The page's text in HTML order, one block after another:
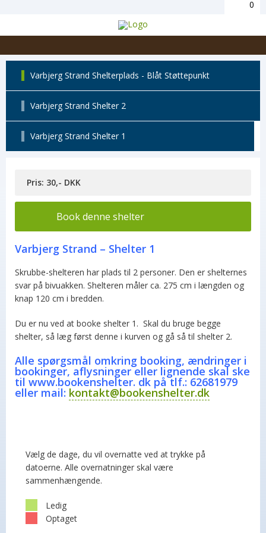
0
Varbjerg Strand Shelterplads - Blåt Støttepunkt
Varbjerg Strand Shelter 2
Varbjerg Strand Shelter 1
Pris: 30,- DKK
Book denne shelter
Varbjerg Strand – Shelter 1
Skrubbe-shelteren har plads til 2 personer. Den er shelternes
svar på bivuakken. Shelteren måler ca. 275 cm i længden og
knap 120 cm i bredden.
Du er nu ved at booke shelter 1. Skal du bruge begge
shelter, så læg først denne i kurven og gå så til shelter 2.
Alle spørgsmål omkring booking, ændringer i
bookinger, aflysninger eller lignende skal ske
til www.bookenshelter. dk på tlf.: 62681979
eller mail: kontakt@bookenshelter.dk
Vælg de dage, du vil overnatte ved at trykke på
datoerne. Alle overnatninger skal være
sammenhængende.
Ledig
Optaget